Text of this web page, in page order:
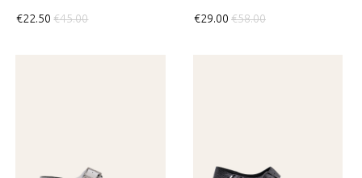
€22.50 €45.00 €29.00 €58.00